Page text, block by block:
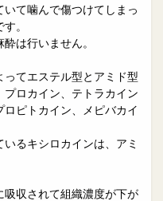
て噛んで傷つけてしまっ
。
は行いません。
てエステル型とアミド型
ロカイン、テトラカイン
ピトカイン、メピバカイ
るキシロカインは、アミ
吸収されて組織濃度が下が